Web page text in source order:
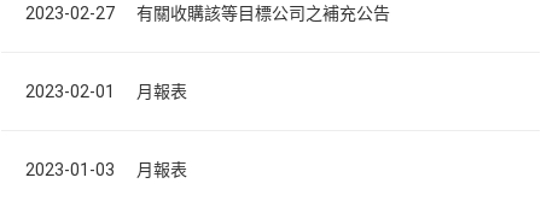
2023-02-27 有關收購該等目標公司之補充公告
2023-02-01 月報表
2023-01-03 月報表